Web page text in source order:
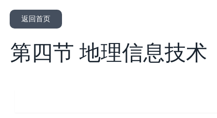
返回首页
第四节 地理信息技术